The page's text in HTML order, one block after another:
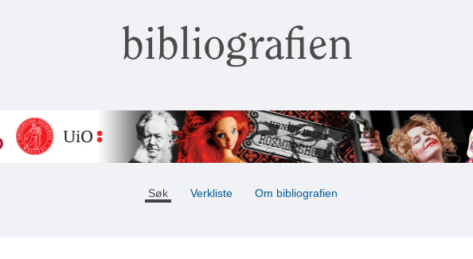
bibliografien
Søk Verkliste Om bibliografien